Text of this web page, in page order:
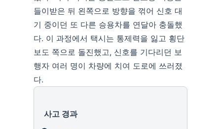
들이받은 뒤 왼쪽으로 방향을 꺾어 신호 대
기 중이던 또 다른 승용차를 연달아 충돌했
다. 이 과정에서 택시는 통제력을 잃고 횡단
보도 쪽으로 돌진했고, 신호를 기다리던 보
행자 여러 명이 차량에 치여 도로에 쓰러졌
다.
사고 경과